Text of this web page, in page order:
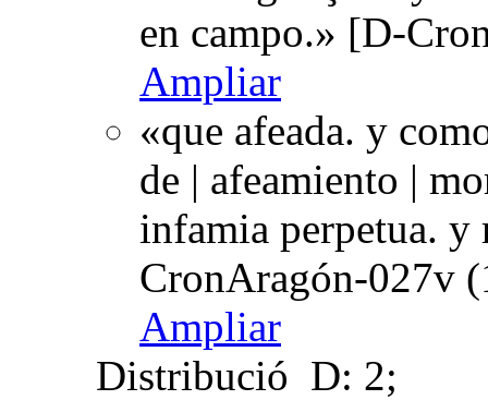
en campo.» [D-
Ampliar
«que afeada. y
de | afeamiento |
infamia perpetua.
CronAragón-027v
Ampliar
Distribució D: 2;